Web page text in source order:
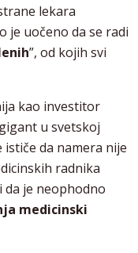
lekara
je uočeno da se radi
”, od kojih svi
kao investitor
u svetskoj
da namera nije
radnika
da je neophodno
medicinski